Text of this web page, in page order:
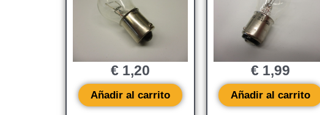
€1,20
Añadir al carrito
€ 1,99
Añadir al carrito